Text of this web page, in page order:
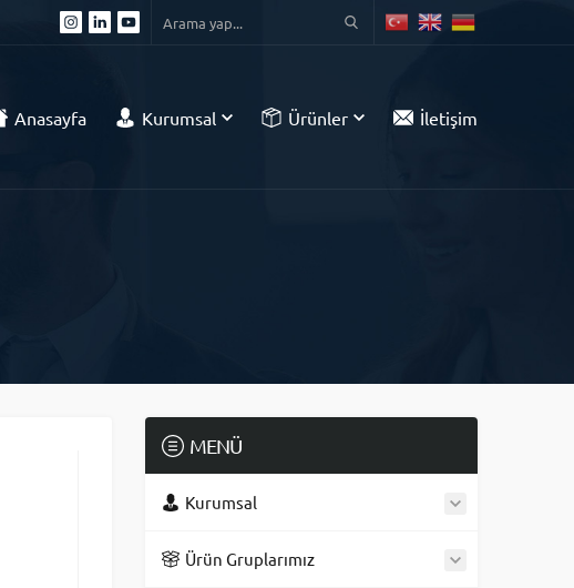
Anasayfa Kurumsal Ürünler İletişim
MENÜ
Kurumsal
Ürün Gruplarımız